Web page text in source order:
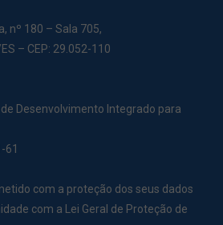
nº 180 – Sala 705,
– CEP: 29.052-110
Desenvolvimento Integrado para
61
com a proteção dos seus dados
com a Lei Geral de Proteção de